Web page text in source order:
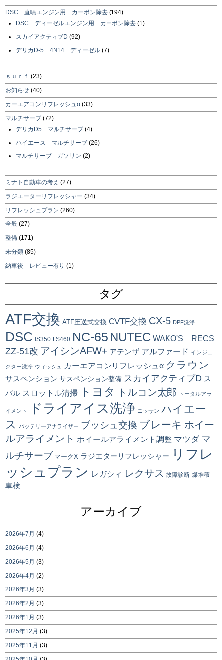
DSC 直噴エンジン用 カーボン除去 (194)
DSC ディーゼルエンジン用 カーボン除去 (1)
スカイアクティブD (92)
デリカD-5 4N14 ディーゼル (7)
ｓｕｒｆ (23)
お知らせ (40)
カーエアコンリフレッシュα (33)
マルチサーブ (72)
デリカD5 マルチサーブ (4)
ハイエース マルチサーブ (26)
マルチサーブ ガソリン (2)
ミナト自動車の考え (27)
ラジエーターリフレッシャー (34)
リフレッシュプラン (260)
全般 (27)
整備 (171)
未分類 (85)
納車後 レビュー有り (1)
タグ
ATF交換 ATF圧送式交換 CVTF交換 CX-5 DPF洗浄
DSC IS350 LS460 NC-65 NUTEC WAKO'S RECS
ZZ-51改 アイシンAFW+ アテンザ アルファード インジェ
クター洗浄 ウィッシュ カーエアコンリフレッシュα クラウン
サスペンション サスペンション整備 スカイアクティブD ス
バル スロットル清掃 トヨタ トルコン太郎 トータルアラ
イメント ドライアイス洗浄 ニッサン ハイエー
ス
バッテリーアナライザー ブッシュ交換 ブレーキ ホイー
ルアライメント ホイールアライメント調整 マツダ マ
ルチサーブ マークX ラジエターリフレッシャー
リフレ
ッシュプラン レガシィ レクサス 故障診断 煤堆積
車検
アーカイブ
2026年7月 (4)
2026年6月 (4)
2026年5月 (3)
2026年4月 (2)
2026年3月 (3)
2026年2月 (3)
2026年1月 (3)
2025年12月 (3)
2025年11月 (3)